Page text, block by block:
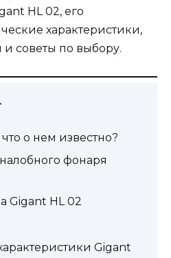
HL 02, его
характеристики,
советы по выбору.
о нем известно?
фонаря
Gigant HL 02
Gigant